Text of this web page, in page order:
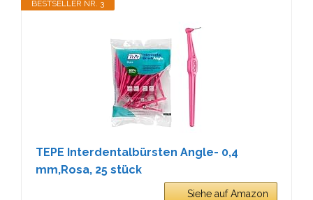
BESTSELLER NR. 3
TEPE Interdentalbürsten Angle- 0,4
mm,Rosa, 25 stück
Siehe auf Amazon